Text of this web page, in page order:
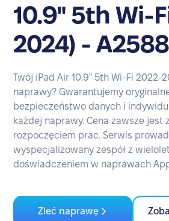
10.9" 5th Wi-
2024) - A2588
Twój iPad Air 10.9" 5th Wi-Fi 2022-
naprawy? Gwarantujemy
bezpieczeństwo danych i
każdej naprawy. Cena zawsze jest
rozpoczęciem prac. Serwis
wyspecjalizowany zespół z
doświadczeniem w naprawach
Zleć naprawę